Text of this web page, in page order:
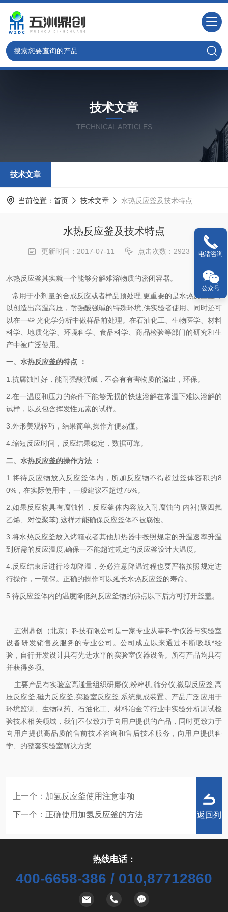
技术文章
TECHNICAL ARTICLES
技术文章
当前位置： 首页 技术文章 水热反应釜及技术特点
水热反应釜及技术特点
更新时间：2017-07-11 点击次数：2923
水热反应釜其实就一个能够分解难溶物质的密闭容器。
常用于小剂量的合成反应或者样品预处理,更重要的是水热反应釜可
以创造出高温高压，耐强酸强碱的特殊环境,供实验者使用。同时还可
以在一些 光化学分析中做样品前处理。在石油化工、生物医学、材料
科学、地质化学、环境科学、食品科学、商品检验等部门的研究和生
产中被广泛使用。
一、 水热反应釜的特点 ：
1.抗腐蚀性好，能耐强酸强碱，不会有有害物质的溢出，环保。
2.在一温度和压力的条件下能够无损的快速溶解在常温下难以溶解的
试样，以及包含挥发性元素的试样。
3.外形美观轻巧，结果简单,操作方便易懂。
4.缩短反应时间，反应结果稳定，数据可靠。
二、 水热反应釜的操作方法 ：
1.将待反应物放入反应釜体内，所加反应物不得超过釜体容积的8
0%，在实际使用中，一般建议不超过75%。
2.如果反应物具有腐蚀性，反应釜体内容放入耐腐蚀的 内衬(聚四氟
乙烯
对位聚苯),这样才能确保反应釜体不被腐蚀。
3.将水热反应釜放入烤箱或者其他加热器中按照规定的升温速率升温
到所需的反应温度,确保一不能超过规定的反应釜设计大温度。
4.反应结束后进行冷却降温，务必注意降温过程也要严格按照规定进
行操作，一确保。正确的操作可以延长水热反应釜的寿命。
5.待反应釜体内的温度降低到反应釜物的沸点以下后方可打开釜盖。
五洲鼎创（北京）科技有限公司是一家专业从事科学仪器与实验室
设备研发销售及服务的专业公司。公司成立以来通过不断吸取*经
验，自行开发设计具有先进水平的实验室仪器设备。所有产品均具有
并获得多项。
主要产品有实验室高通量组织研磨仪,粉粹机,筛分仪,微型反应釜,高
压反应釜,磁力反应釜,实验室反应釜,系统集成装置 。产品广泛应用于
环境监测、生物制药、石油化工、材料冶金等行业中实验分析测试检
验技术相关领域，我们不仅致力于向用户提供的产品，同时更致力于
向用户提供高品质的售前技术咨询和售后技术服务，向用户提供科
学、的整套实验室解决方案.
上一个： 加氢反应釜使用注意事项
下一个： 正确使用加氢反应釜的方法 返回列
热线电话：
400-6658-386 / 010,87712860
电话咨询
公众号